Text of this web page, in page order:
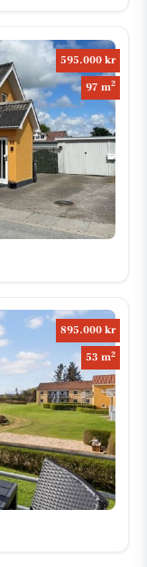
595.000 kr
97 m2
895.000 kr
53 m2